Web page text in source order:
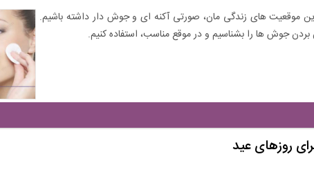
موقعیت های زندگی مان، صورتی آکنه ای و جوش دار داشته باشیم.
جوش ها را بشناسیم و در موقع مناسب، استفاده کنیم.
روزهای عید